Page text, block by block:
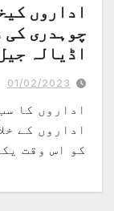
اداروں
چوہدری کی
اڈیالہ
01/02/2023
اداروں کا
اداروں کے
کو اس وقت